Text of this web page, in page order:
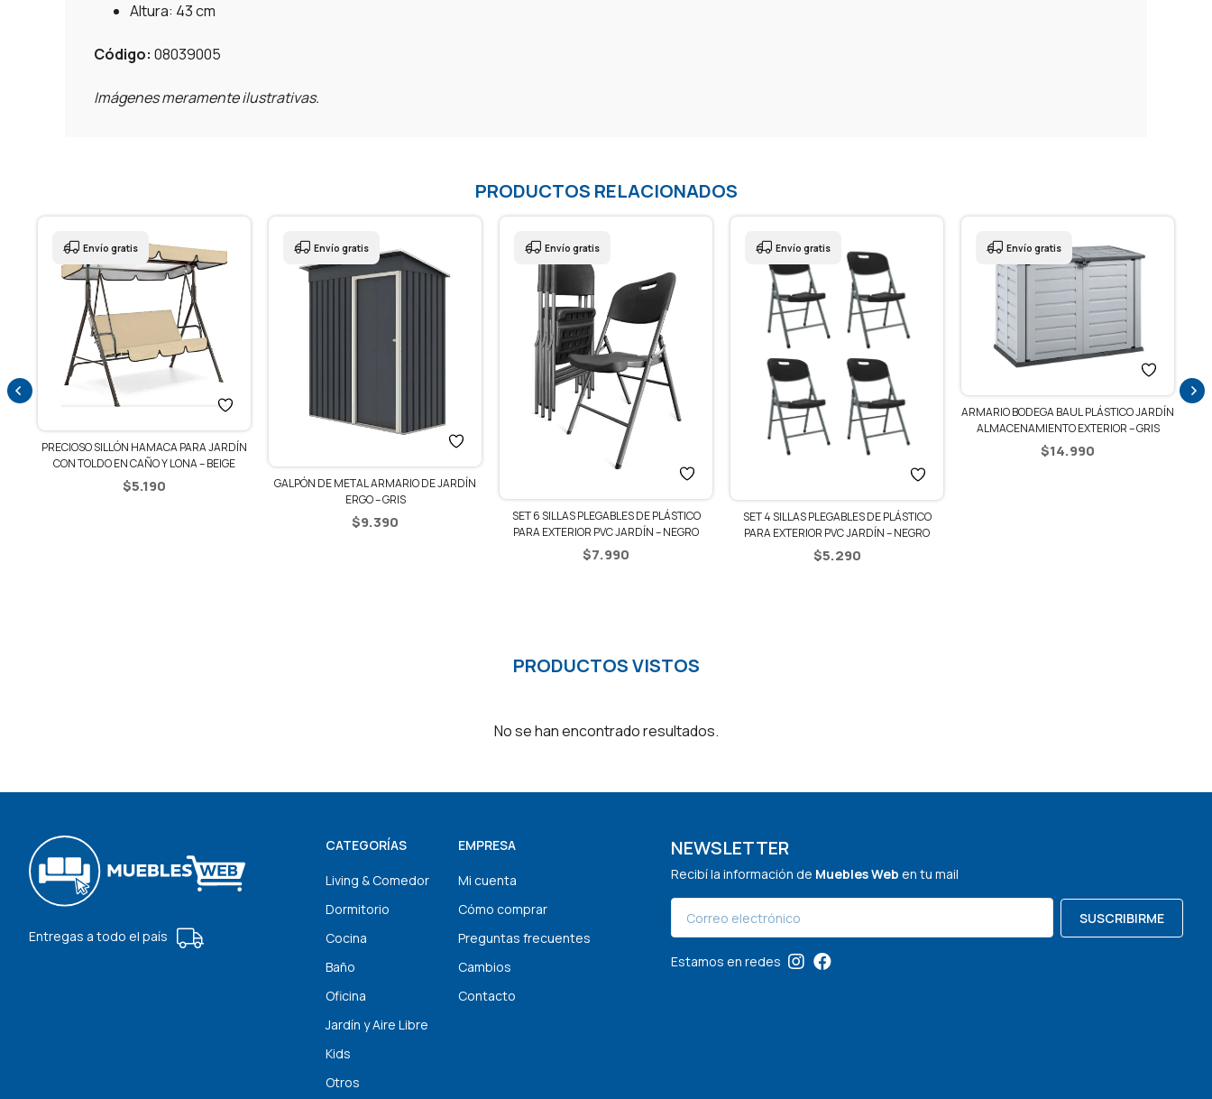
Altura: 43 cm
Código: 08039005
Imágenes meramente ilustrativas.
PRODUCTOS RELACIONADOS
PRECIOSO SILLÓN HAMACA PARA JARDÍN
CON TOLDO EN CAÑO Y LONA – BEIGE
$5.190
Envío gratis
GALPÓN DE METAL ARMARIO DE JARDÍN
ERGO – GRIS
$9.390
Envío gratis
SET 6 SILLAS PLEGABLES DE PLÁSTICO
PARA EXTERIOR PVC JARDÍN – NEGRO
$7.990
Envío gratis
SET 4 SILLAS PLEGABLES DE PLÁSTICO
PARA EXTERIOR PVC JARDÍN – NEGRO
$5.290
Envío gratis
ARMARIO BODEGA BAUL PLÁSTICO JARDÍN
ALMACENAMIENTO EXTERIOR – GRIS
$14.990
Envío gratis
PRODUCTOS VISTOS
No se han encontrado resultados.
Entregas a todo el país
CATEGORÍAS
Living & Comedor
Dormitorio
Cocina
Baño
Oficina
Jardín y Aire Libre
Kids
Otros
EMPRESA
Mi cuenta
Cómo comprar
Preguntas frecuentes
Cambios
Contacto
NEWSLETTER
Recibí la información de Muebles Web en tu mail
SUSCRIBIRME
Estamos en redes